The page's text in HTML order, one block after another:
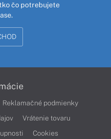
čo potrebujete
Reklamačné podmienky
Vrátenie tovaru
Cookies